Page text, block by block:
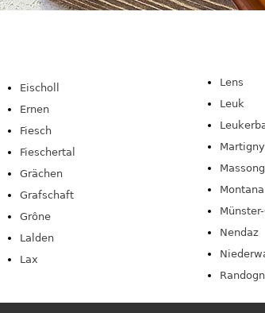
Eischoll
Ernen
Fiesch
Fieschertal
Grächen
Grafschaft
Grône
Lalden
Lax
Lens
Leuk
Martigny
Montana
Nendaz